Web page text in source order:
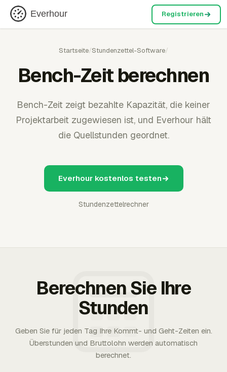
Everhour Registrieren
Startseite/Stundenzettel-Software/
Bench-Zeit berechnen
Bench-Zeit zeigt bezahlte Kapazität, die keiner
Projektarbeit zugewiesen ist, und Everhour hält
die Quellstunden geordnet.
Everhour kostenlos testen
Stundenzettelrechner
Berechnen Sie Ihre
Stunden
Geben Sie für jeden Tag Ihre Kommt- und Geht-Zeiten ein.
Überstunden und Bruttolohn werden automatisch
berechnet.